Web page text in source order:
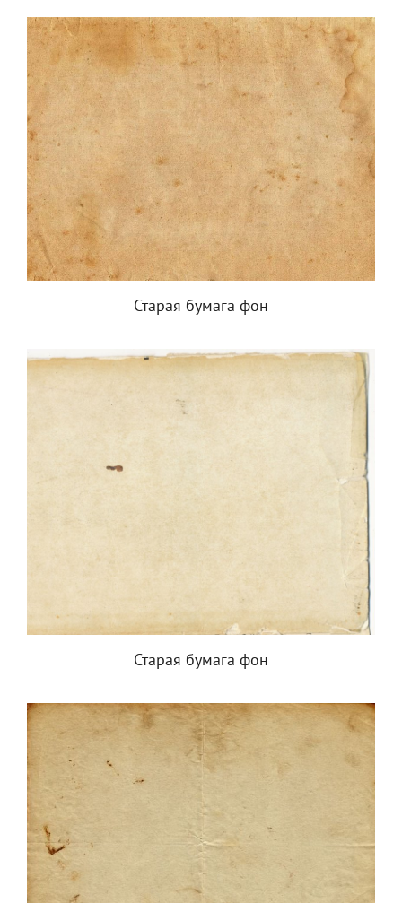
Старая бумага фон
Старая бумага фон